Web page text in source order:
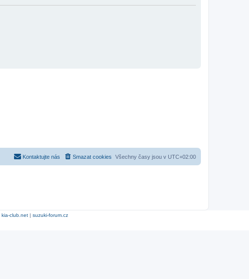
Všechny časy jsou v UTC+02:00
Smazat cookies
Kontaktujte nás
kia-club.net| suzuki-forum.cz